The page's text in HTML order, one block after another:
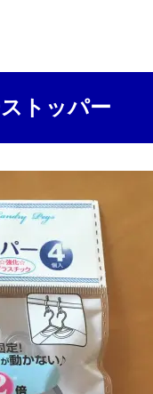
トッパー